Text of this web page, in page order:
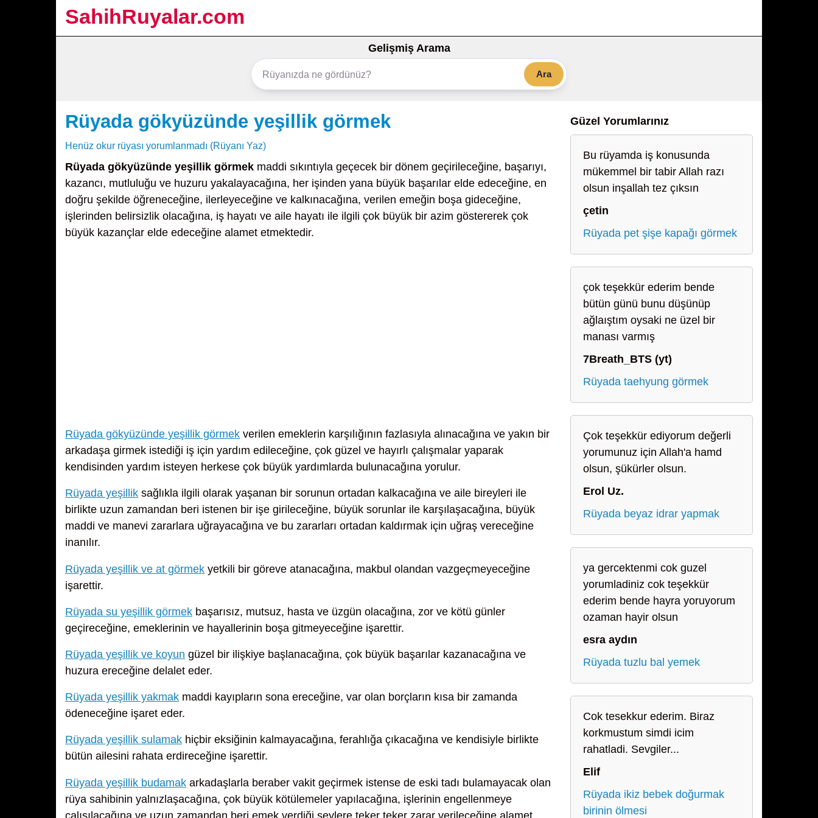
SahihRuyalar.com
Gelişmiş Arama
Ara
Rüyada gökyüzünde yeşillik görmek
Henüz okur rüyası yorumlanmadı (Rüyanı Yaz)
Rüyada gökyüzünde yeşillik görmek maddi sıkıntıyla geçecek bir dönem geçirileceğine, başarıyı,
kazancı, mutluluğu ve huzuru yakalayacağına, her işinden yana büyük başarılar elde edeceğine, en
doğru şekilde öğreneceğine, ilerleyeceğine ve kalkınacağına, verilen emeğin boşa gideceğine,
işlerinden belirsizlik olacağına, iş hayatı ve aile hayatı ile ilgili çok büyük bir azim göstererek çok
büyük kazançlar elde edeceğine alamet etmektedir.
Rüyada gökyüzünde yeşillik görmek verilen emeklerin karşılığının fazlasıyla alınacağına ve yakın bir
arkadaşa girmek istediği iş için yardım edileceğine, çok güzel ve hayırlı çalışmalar yaparak
kendisinden yardım isteyen herkese çok büyük yardımlarda bulunacağına yorulur.
Rüyada yeşillik sağlıkla ilgili olarak yaşanan bir sorunun ortadan kalkacağına ve aile bireyleri ile
birlikte uzun zamandan beri istenen bir işe girileceğine, büyük sorunlar ile karşılaşacağına, büyük
maddi ve manevi zararlara uğrayacağına ve bu zararları ortadan kaldırmak için uğraş vereceğine
inanılır.
Rüyada yeşillik ve at görmek yetkili bir göreve atanacağına, makbul olandan vazgeçmeyeceğine
işarettir.
Rüyada su yeşillik görmek başarısız, mutsuz, hasta ve üzgün olacağına, zor ve kötü günler
geçireceğine, emeklerinin ve hayallerinin boşa gitmeyeceğine işarettir.
Rüyada yeşillik ve koyun güzel bir ilişkiye başlanacağına, çok büyük başarılar kazanacağına ve
huzura ereceğine delalet eder.
Rüyada yeşillik yakmak maddi kayıpların sona ereceğine, var olan borçların kısa bir zamanda
ödeneceğine işaret eder.
Rüyada yeşillik sulamak hiçbir eksiğinin kalmayacağına, ferahlığa çıkacağına ve kendisiyle birlikte
bütün ailesini rahata erdireceğine işarettir.
Rüyada yeşillik budamak arkadaşlarla beraber vakit geçirmek istense de eski tadı bulamayacak olan
rüya sahibinin yalnızlaşacağına, çok büyük kötülemeler yapılacağına, işlerinin engellenmeye
çalışılacağına ve uzun zamandan beri emek verdiği şeylere teker teker zarar verileceğine alamet
Güzel Yorumlarınız
Bu rüyamda iş konusunda
mükemmel bir tabir Allah razı
olsun inşallah tez çıksın
çetin
Rüyada pet şişe kapağı görmek
çok teşekkür ederim bende
bütün günü bunu düşünüp
ağlaıştım oysaki ne üzel bir
manası varmış
7Breath_BTS (yt)
Rüyada taehyung görmek
Çok teşekkür ediyorum değerli
yorumunuz için Allah'a hamd
olsun, şükürler olsun.
Erol Uz.
Rüyada beyaz idrar yapmak
ya gercektenmi cok guzel
yorumladiniz cok teşekkür
ederim bende hayra yoruyorum
ozaman hayir olsun
esra aydın
Rüyada tuzlu bal yemek
Cok tesekkur ederim. Biraz
korkmustum simdi icim
rahatladi. Sevgiler...
Elif
Rüyada ikiz bebek doğurmak
birinin ölmesi